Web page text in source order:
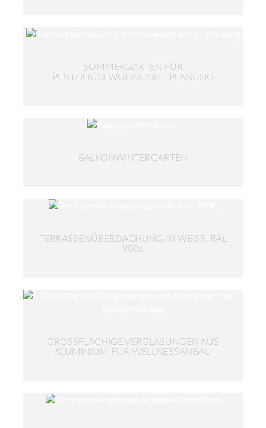
SOMMERGARTEN FÜR
PENTHOUSEWOHNUNG - PLANUNG
BALKONWINTERGARTEN
TERRASSENÜBERDACHUNG IN WEISS, RAL 9
006
GROSSFLÄCHIGE VERGLASUNGEN AUS A
LUMINIUM FÜR WELLNESSANBAU